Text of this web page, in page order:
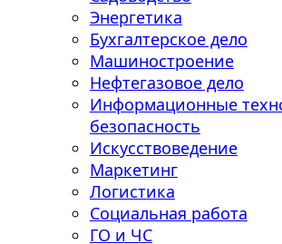
Энергетика
Бухгалтерское дело
Машиностроение
Нефтегазовое дело
Информационные
безопасность
Искусствоведение
Маркетинг
Логистика
Социальная работа
ГО и ЧС